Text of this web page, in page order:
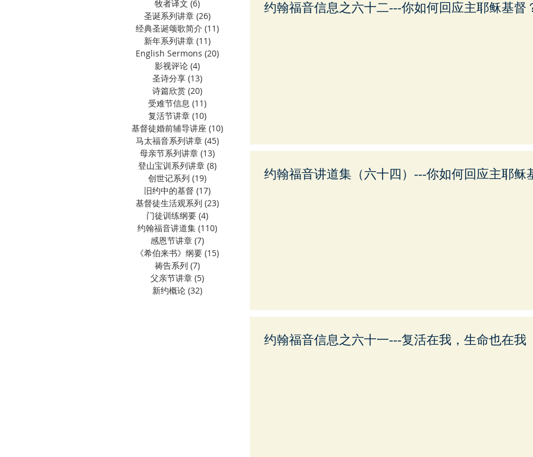
牧者译文 (6)
圣诞系列讲章 (26)
经典圣诞颂歌简介 (11)
新年系列讲章 (11)
English Sermons (20)
影视评论 (4)
圣诗分享 (13)
诗篇欣赏 (20)
受难节信息 (11)
复活节讲章 (10)
基督徒婚前辅导讲座 (10)
马太福音系列讲章 (45)
母亲节系列讲章 (13) 13 篇文章
登山宝训系列讲章 (8)
创世记系列 (19)
旧约中的基督 (17)
基督徒生活观系列 (23)
门徒训练纲要 (4)
约翰福音讲道集 (110)
感恩节讲章 (7)
《希伯来书》纲要 (15)
祷告系列 (7)
父亲节讲章 (5)
新约概论 (32)
约翰福音信息之六十二---你如何回应主耶稣基督
约翰福音讲道集（六十四）---你如何回应主耶稣
约翰福音信息之六十一---复活在我，生命也在我